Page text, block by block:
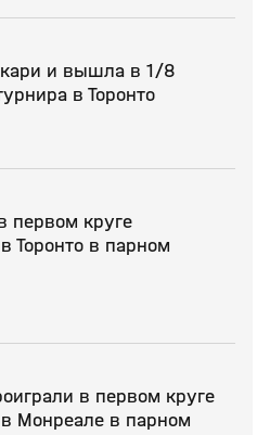
и вышла в 1/8
в Торонто
первом круге
Торонто в парном
в первом круге
Монреале в парном